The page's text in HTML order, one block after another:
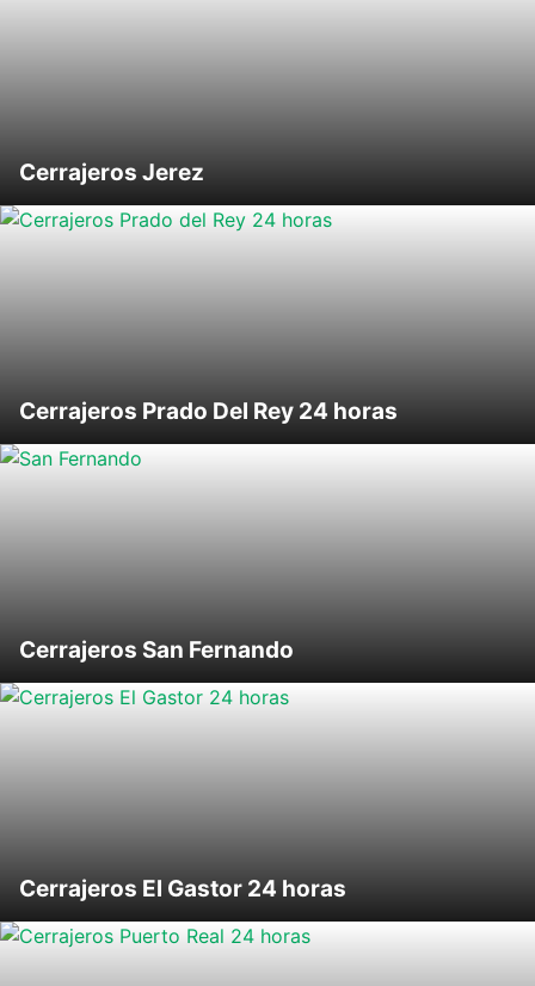
Cerrajeros Jerez
Cerrajeros Prado Del Rey 24 horas
Cerrajeros San Fernando
Cerrajeros El Gastor 24 horas